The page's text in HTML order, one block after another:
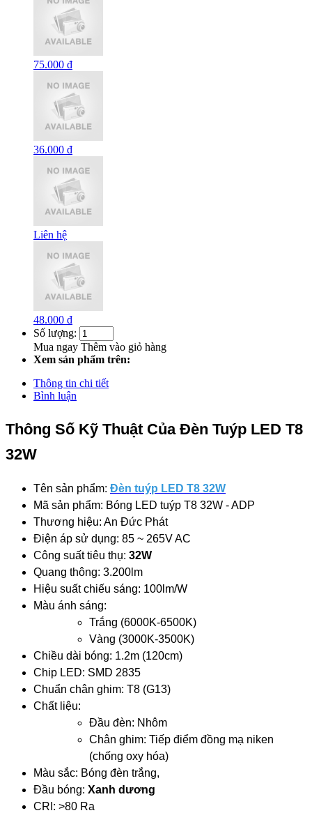
75.000 đ
36.000 đ
Liên hệ
48.000 đ
Số lượng:
Mua ngay Thêm vào giỏ hàng
Xem sản phẩm trên:
Thông tin chi tiết
Bình luận
Thông Số Kỹ Thuật Của Đèn Tuýp LED T8
32W
Tên sản phẩm: Đèn tuýp LED T8 32W
Mã sản phẩm: Bóng LED tuýp T8 32W - ADP
Thương hiệu: An Đức Phát
Điện áp sử dụng: 85 ~ 265V AC
Công suất tiêu thụ: 32W
Quang thông: 3.200lm
Hiệu suất chiếu sáng: 100lm/W
Màu ánh sáng:
Trắng (6000K-6500K)
Vàng (3000K-3500K)
Chiều dài bóng: 1.2m (120cm)
Chip LED: SMD 2835
Chuẩn chân ghim: T8 (G13)
Chất liệu:
Đầu đèn: Nhôm
Chân ghim: Tiếp điểm đồng mạ niken
(chống oxy hóa)
Màu sắc: Bóng đèn trắng,
Đầu bóng: Xanh dương
CRI: >80 Ra